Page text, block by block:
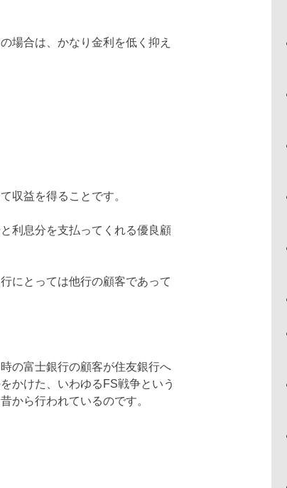
場合は、かなり金利を低く抑え
収益を得ることです。
利息分を支払ってくれる優良顧
にとっては他行の顧客であって
の富士銀行の顧客が住友銀行へ
かけた、いわゆるFS戦争という
から行われているのです。